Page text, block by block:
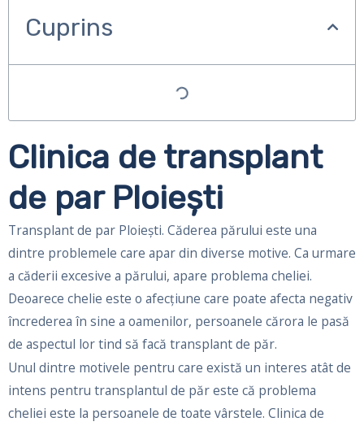
Cuprins
Clinica de transplant
de par Ploieşti
Transplant de par Ploieşti. Căderea părului este una
dintre problemele care apar din diverse motive. Ca urmare
a căderii excesive a părului, apare problema cheliei.
Deoarece chelie este o afecțiune care poate afecta negativ
încrederea în sine a oamenilor, persoanele cărora le pasă
de aspectul lor tind să facă transplant de păr.
Unul dintre motivele pentru care există un interes atât de
intens pentru transplantul de păr este că problema
cheliei este la persoanele de toate vârstele. Clinica de